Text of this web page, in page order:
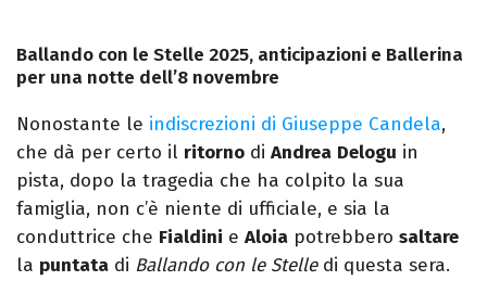
Ballando con le Stelle 2025, anticipazioni e Ballerina
per una notte dell’8 novembre
Nonostante le indiscrezioni di Giuseppe Candela,
che dà per certo il ritorno di Andrea Delogu in
pista, dopo la tragedia che ha colpito la sua
famiglia, non c’è niente di ufficiale, e sia la
conduttrice che Fialdini e Aloia potrebbero saltare
la puntata di Ballando con le Stelledi questa sera.